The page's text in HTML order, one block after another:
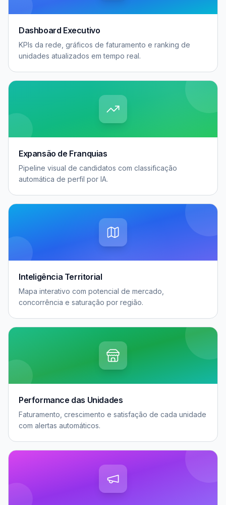
Dashboard Executivo
KPIs da rede, gráficos de faturamento e ranking de
unidades atualizados em tempo real.
Expansão de Franquias
Pipeline visual de candidatos com classificação
automática de perfil por IA.
Inteligência Territorial
Mapa interativo com potencial de mercado,
concorrência e saturação por região.
Performance das Unidades
Faturamento, crescimento e satisfação de cada unidade
com alertas automáticos.